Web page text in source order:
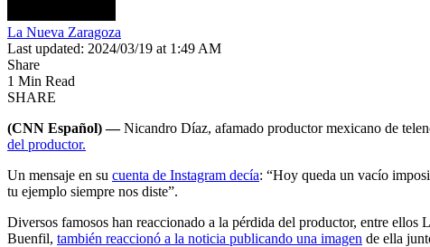
La Nueva Zaragoza
Last updated: 2024/03/19 at 1:49 AM
Share
1 Min Read
SHARE
(CNN Español) ––Nicandro Díaz, afamado productor mexicano de
del productor.
Un mensaje en su cuenta de Instagram decía: “Hoy queda un vacío
tu ejemplo siempre nos diste”.
Diversos famosos han reaccionado a la pérdida del productor, entre ellos
Buenfil, también reaccionó a la noticia publicando una imagen de ella